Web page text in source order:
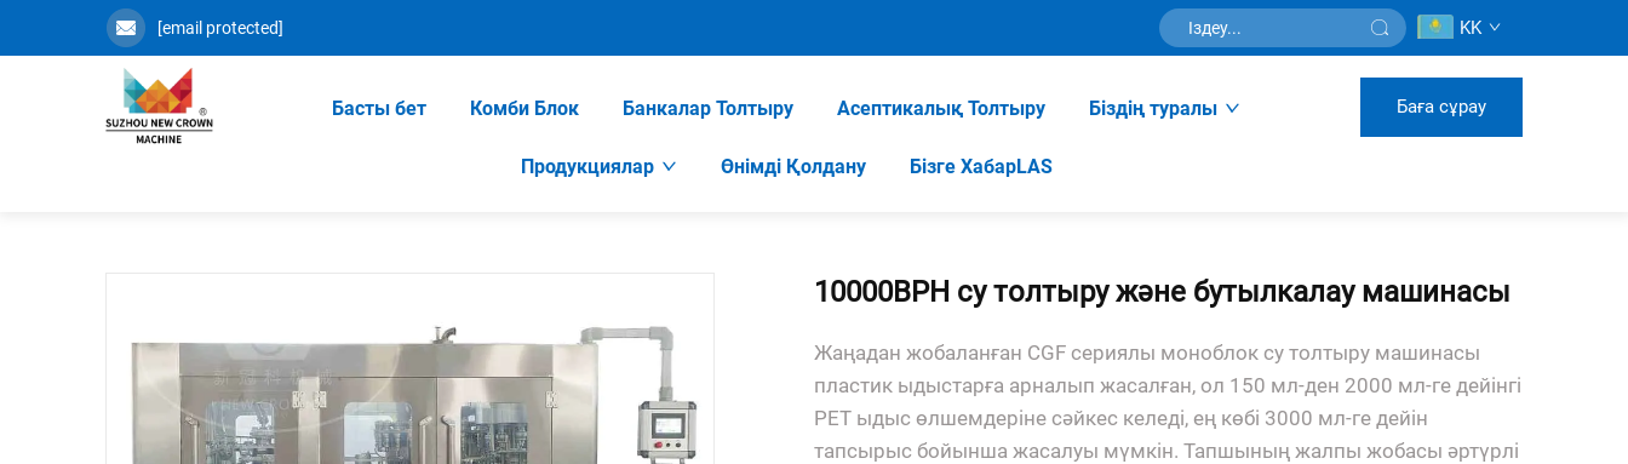
[email protected] KK
Басты бет Комби Блок Банкалар Толтыру Асептикалық Толтыру Біздің туралы
Продукциялар Өнімді Қолдану Бізге ХабарLAS
Баға сұрау
10000BPH су толтыру және бутылкалау машинасы
Жаңадан жобаланған CGF сериялы моноблок су толтыру машинасы
пластик ыдыстарға арналып жасалған, ол 150 мл-ден 2000 мл-ге дейінгі
PET ыдыс өлшемдеріне сәйкес келеді, ең көбі 3000 мл-ге дейін
тапсырыс бойынша жасалуы мүмкін. Тапшының жалпы жобасы әртүрлі